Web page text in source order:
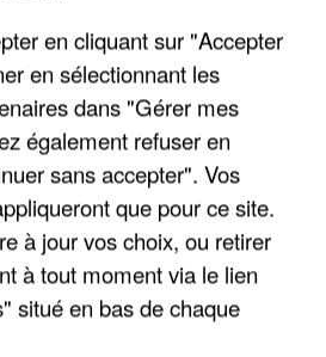
en cliquant sur "Accepter
en sélectionnant les
dans "Gérer mes
également refuser en
sans accepter". Vos
que pour ce site.
à jour vos choix, ou retirer
à tout moment via le lien
situé en bas de chaque